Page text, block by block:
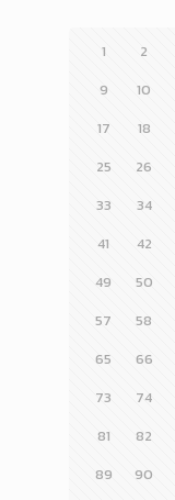
1 2
9
10
17
18
25
26
33
34
41
42
49
50
57
58
65
66
73
74
81
82
89
90